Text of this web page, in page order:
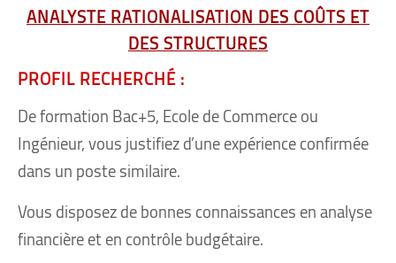
ANALYSTE RATIONALISATION DES COÛTS ET
DES STRUCTURES
PROFIL RECHERCHÉ :
De formation Bac+5, Ecole de Commerce ou
Ingénieur, vous justifiez d’une expérience confirmée
dans un poste similaire.
Vous disposez de bonnes connaissances en analyse
financière et en contrôle budgétaire.